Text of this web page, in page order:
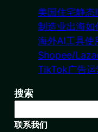
美国住宅静态
制造业出海如
海外AI工具使
Shopee/
TikTok广告
搜索
联系我们